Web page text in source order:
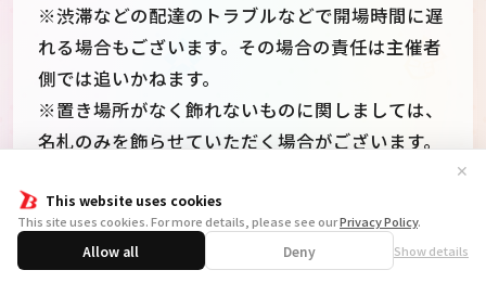
This website uses cookies
This site uses cookies. For more details, please see ourPrivacy Policy.
Allow all Deny Show details
✕
※渋滞などの配達のトラブルなどで開場時間に遅
れる場合もございます。その場合の責任は主催者
側では追いかねます。
※置き場所がなく飾れないものに関しましては、
名札のみを飾らせていただく場合がございます。
〈送付先〉
〒110-0015
東京都台東区東上野4-24-11 飛行船シアター